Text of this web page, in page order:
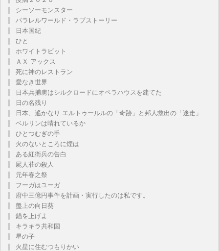
シーソーモンスター
パラレルワールド・ラブストーリー
日本国紀
ひと
ホワイトラビット
ＡＸ アックス
死に神のレストラン
愛なき世界
日本兵捕虜はシルクロードにオペラハウスを建てた
日の名残り
日本、遙かなり エルトゥールルの「奇跡」と邦人救出の「迷走」
ベルリンは晴れているか
ひとつむぎの手
火のないところに煙は
ある紅衛兵の告白
屍人荘の殺人
元年春之祭
フーガはユーガ
府中三億円事件を計画・実行したのは私です。
盤上の向日葵
錨を上げよ
キラキラ共和国
星の子
火星に住むつもりかい